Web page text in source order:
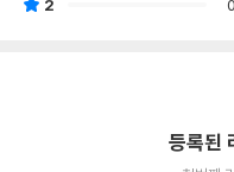
2
등록된